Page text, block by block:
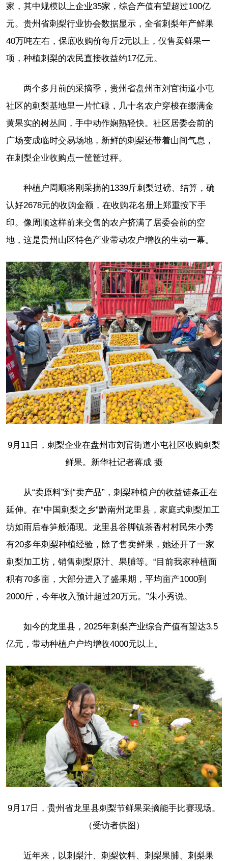
家，其中规模以上企业35家，综合产值有望超过100亿
元。贵州省刺梨行业协会数据显示，全省刺梨年产鲜果
40万吨左右，保底收购价每斤2元以上，仅售卖鲜果一
项，种植刺梨的农民直接收益约17亿元。
两个多月前的采摘季，贵州省盘州市刘官街道小屯
社区的刺梨基地里一片忙碌，几十名农户穿梭在缀满金
黄果实的树丛间，手中动作娴熟轻快。社区居委会前的
广场变成临时交易场地，新鲜的刺梨还带着山间气息，
在刺梨企业收购点一筐筐过秤。
种植户周顺将刚采摘的1339斤刺梨过磅、结算，确
认好2678元的收购金额，在收购花名册上郑重按下手
印。像周顺这样前来交售的农户挤满了居委会前的空
地，这是贵州山区特色产业带动农户增收的生动一幕。
9月11日，刺梨企业在盘州市刘官街道小屯社区收购刺梨
鲜果。新华社记者蒋成 摄
从“卖原料”到“卖产品”，刺梨种植户的收益链条正在
延伸。在“中国刺梨之乡”黔南州龙里县，家庭式刺梨加工
坊如雨后春笋般涌现。龙里县谷脚镇茶香村村民朱小秀
有20多年刺梨种植经验，除了售卖鲜果，她还开了一家
刺梨加工坊，销售刺梨原汁、果脯等。“目前我家种植面
积有70多亩，大部分进入了盛果期，平均亩产1000到
2000斤，今年收入预计超过20万元。”朱小秀说。
如今的龙里县，2025年刺梨产业综合产值有望达3.5
亿元，带动种植户户均增收4000元以上。
9月17日，贵州省龙里县刺梨节鲜果采摘能手比赛现场。
（受访者供图）
近年来，以刺梨汁、刺梨饮料、刺梨果脯、刺梨果